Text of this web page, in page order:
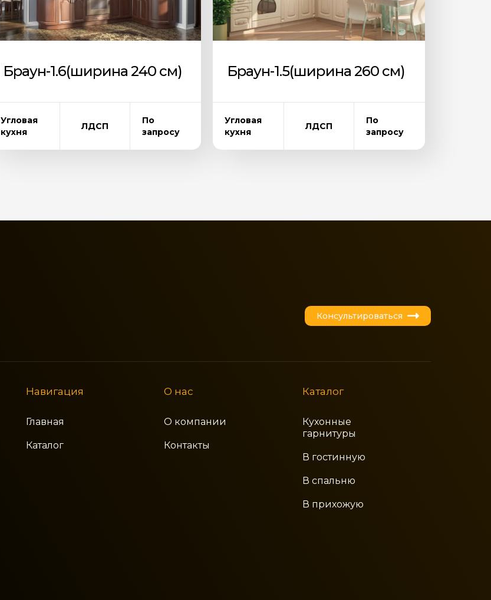
Браун-1.6(ширина 240 см)
Угловая
кухня
ЛДСП
По
запросу
Браун-1.5(ширина 260 см)
Угловая
кухня
ЛДСП
По
запросу
Консультироваться
Навигация
Главная
Каталог
О нас
О компании
Контакты
Каталог
Кухонные
гарнитуры
В гостинную
В спальню
В прихожую